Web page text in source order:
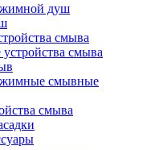
душ
смыва
смыва
смывные
смыва